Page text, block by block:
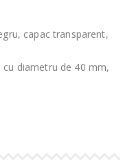
capac transparent,
diametru de 40 mm,